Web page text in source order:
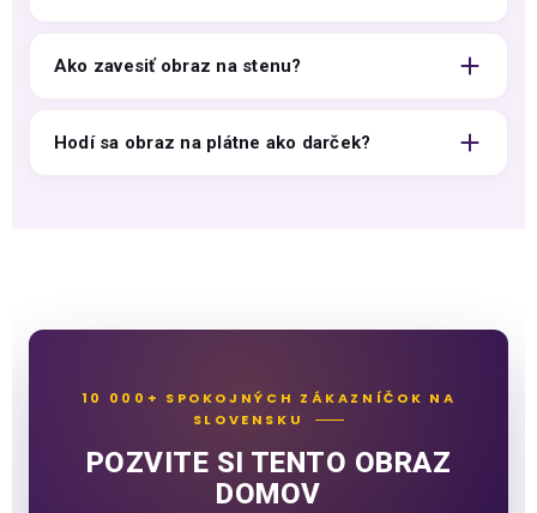
Ako zavesiť obraz na stenu?
Hodí sa obraz na plátne ako darček?
10 000+ SPOKOJNÝCH ZÁKAZNÍČOK NA
SLOVENSKU
POZVITE SI TENTO OBRAZ
DOMOV